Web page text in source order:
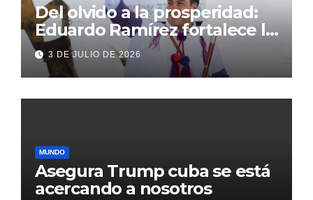
Del olvido a la prosperidad:
Eduardo Ramírez fortalece la
transformación de Aldama
con inversión histórica
3 DE JULIO DE 2026
MUNDO
Asegura Trump cuba se está
acercando a nosotros